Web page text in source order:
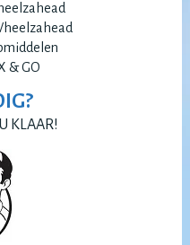
& GO
KLAAR!